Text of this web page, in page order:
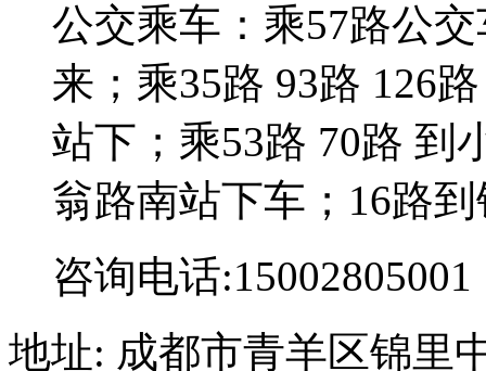
公交乘车：乘57路公
来；乘35路 93路 126
站下；乘53路 70路 到
翁路南站下车；16路
咨询电话:15002805001
地址: 成都市青羊区锦里